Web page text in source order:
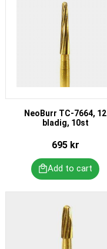
NeoBurr TC-7664, 12
bladig, 10st
695kr